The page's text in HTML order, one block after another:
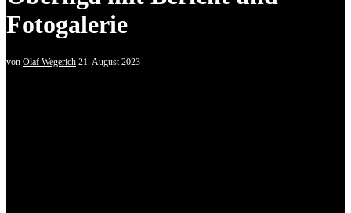
Fotogalerie
von Olaf Wegerich 21. August 2023